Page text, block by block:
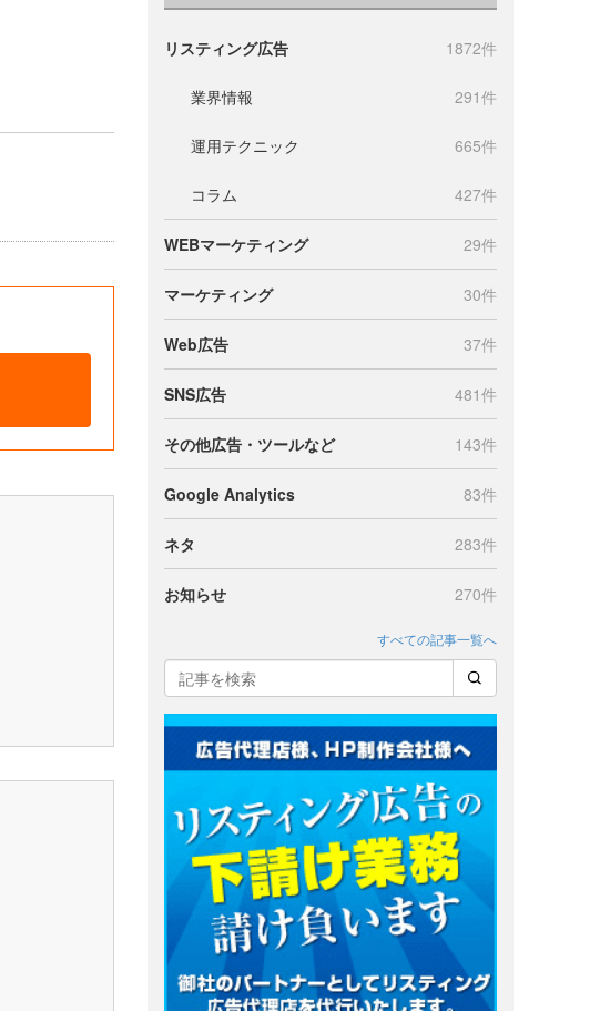
リスティング広告 1872件
業界情報 291件
運用テクニック 665件
コラム 427件
WEBマーケティング 29件
マーケティング 30件
Web広告 37件
SNS広告 481件
その他広告・ツールなど 143件
Google Analytics 83件
ネタ 283件
お知らせ 270件
すべての記事一覧へ